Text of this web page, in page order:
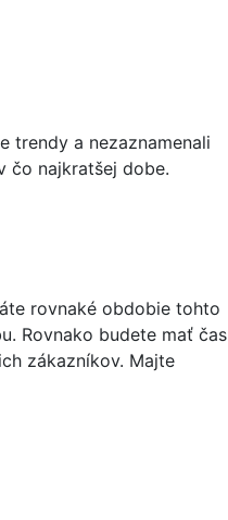
trendy a nezaznamenali
čo najkratšej dobe.
rovnaké obdobie tohto
Rovnako budete mať čas
zákazníkov. Majte